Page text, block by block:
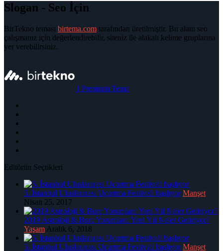
Slogan - Seo İçin
BirTekno teması birtema.com tarafından üretilmiştir. Bu alanı seo
çalışmanız için değerlendirebilir, siteniz ile alakalı kelime gruplarına
yer verebilirsiniz.
| Premium Tema
Editörün Seçtikleri
5. İstanbul Uluslararası Uçurtma Festivali başlıyor Manşet
Nisan 25, 2017
2019 Astroloji & Burç Yorumları: Yeni Yıl Neler Getiriyor?
Yaşam Aralık 6, 2018
5. İstanbul Uluslararası Uçurtma Festivali başlıyor Manşet